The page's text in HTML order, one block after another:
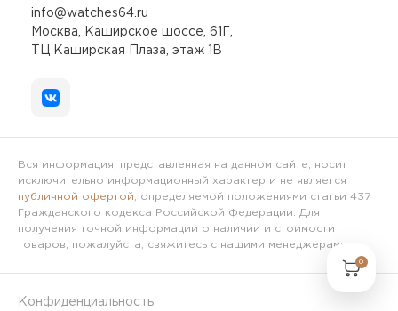
info@watches64.ru
Москва, Каширское шоссе, 61Г,
ТЦ Каширская Плаза, этаж 1В
Вся информация, представленная на данном сайте, носит
исключительно информационный характер и не является
публичной офертой , определяемой положениями статьи 437
Гражданского кодекса Российской Федерации. Для
получения точной информации о наличии и стоимости
товаров, пожалуйста, свяжитесь с нашими менеджерами.
Конфиденциальность
0